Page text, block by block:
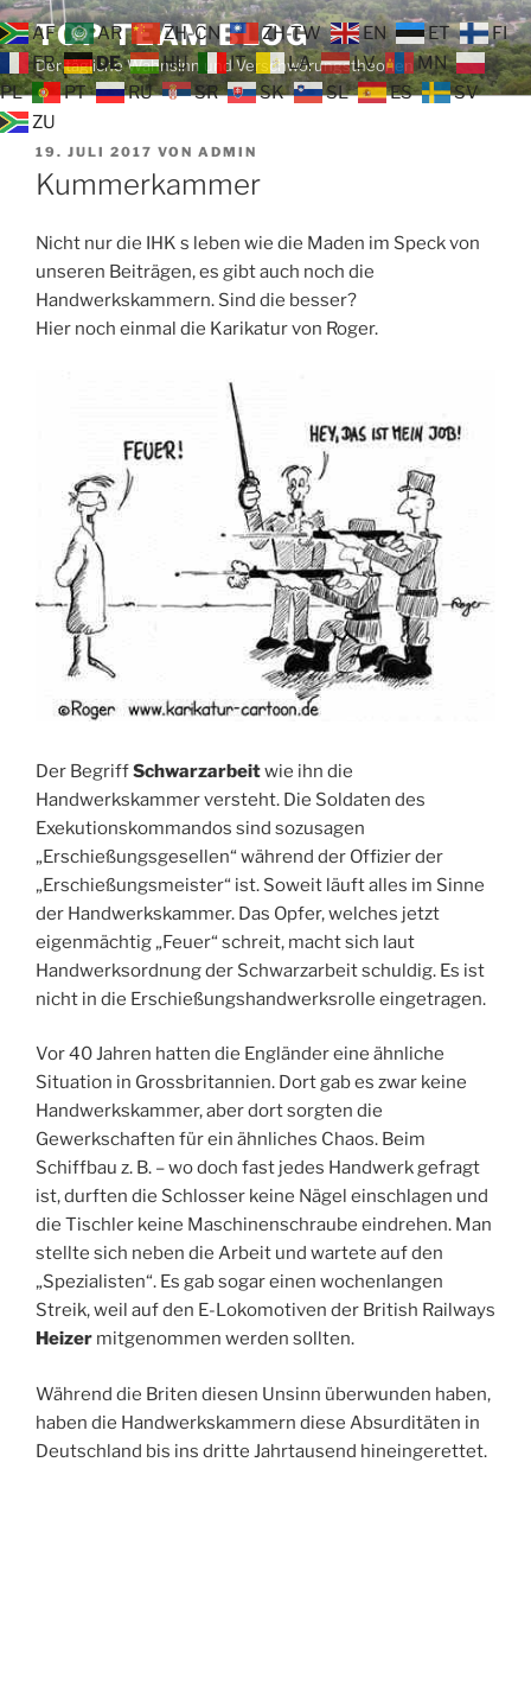
Zum
Inhalt
springen
TOP TEAM BLOG
Der tägliche Wahnsinn und Verschwörungstheorien
VERÖFFENTLICHT
AM
19. JULI 2017 VON ADMIN
Kummerkammer
Nicht nur die IHK s leben wie die Maden im Speck von
unseren Beiträgen, es gibt auch noch die
Handwerkskammern. Sind die besser?
Hier noch einmal die Karikatur von Roger.
Der BegriffSchwarzarbeitwie ihn die
Handwerkskammer versteht. Die Soldaten des
Exekutionskommandos sind sozusagen
„Erschießungsgesellen“ während der Offizier der
„Erschießungsmeister“ ist. Soweit läuft alles im Sinne
der Handwerkskammer. Das Opfer, welches jetzt
eigenmächtig „Feuer“ schreit, macht sich laut
Handwerksordnung der Schwarzarbeit schuldig. Es ist
nicht in die Erschießungshandwerksrolle eingetragen.
Vor 40 Jahren hatten die Engländer eine ähnliche
Situation in Grossbritannien. Dort gab es zwar keine
Handwerkskammer, aber dort sorgten die
Gewerkschaften für ein ähnliches Chaos. Beim
Schiffbau z. B. – wo doch fast jedes Handwerk gefragt
ist, durften die Schlosser keine Nägel einschlagen und
die Tischler keine Maschinenschraube eindrehen. Man
stellte sich neben die Arbeit und wartete auf den
„Spezialisten“. Es gab sogar einen wochenlangen
Streik, weil auf den E-Lokomotiven der British Railways
Heizer mitgenommen werden sollten.
Während die Briten diesen Unsinn überwunden haben,
haben die Handwerkskammern diese Absurditäten in
Deutschland bis ins dritte Jahrtausend hineingerettet.
AF AR ZH-CN ZH-TW EN ET
FI
FR
DE HU IT LA LV
MN
PL
PT RU SR SK SL ES
SV
ZU